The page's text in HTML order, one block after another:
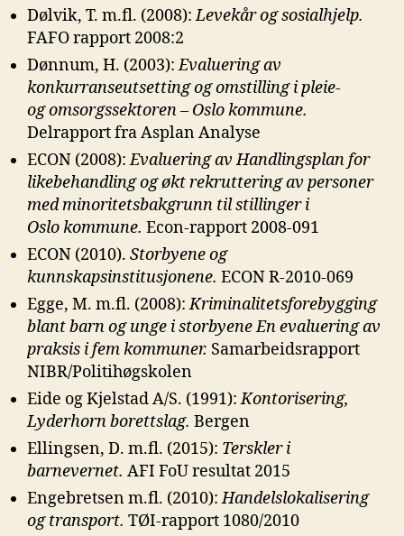
Dølvik, T. m.fl. (2008):Levekår og sosialhjelp.
FAFO rapport 2008:2
Dønnum, H. (2003):Evaluering av
konkurranseutsetting og omstilling i pleie-
ogomsorgssektoren – Oslo kommune.
Delrapport fra Asplan Analyse
ECON (2008):Evaluering av Handlingsplan for
likebehandling og øktrekruttering av personer
med minoritetsbakgrunn til stillinger i
Oslokommune. Econ-rapport 2008-091
ECON (2010). Storbyene og
kunnskapsinstitusjonene. ECON R-2010-069
Egge, M. m.fl. (2008):Kriminalitetsforebygging
blant barn og unge i storbyene Enevaluering av
praksis i fem kommuner. Samarbeidsrapport
NIBR/Politihøgskolen
Eide og Kjelstad A/S. (1991):Kontorisering,
Lyderhorn borettslag. Bergen
Ellingsen, D. m.fl. (2015): Terskler i
barnevernet. AFI FoU resultat 2015
Engebretsen m.fl. (2010):Handelslokalisering
og transport. TØI-rapport 1080/2010